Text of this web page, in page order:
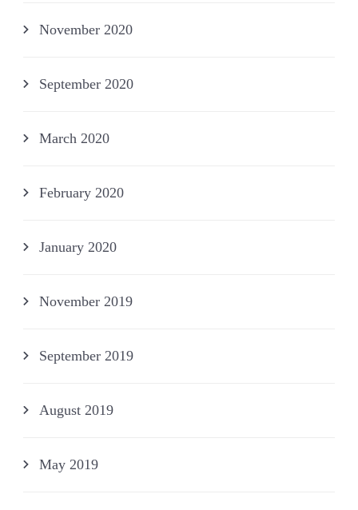
November 2020
September 2020
March 2020
February 2020
January 2020
November 2019
September 2019
August 2019
May 2019